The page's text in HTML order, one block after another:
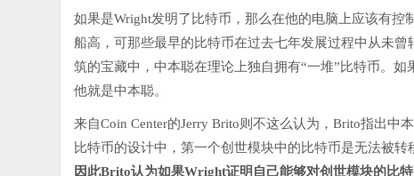
如果是Wright发明了比特币，那么在他的电脑上应该有
船高，可那些最早的比特币在过去七年发展过程中从未
筑的宝藏中，中本聪在理论上独自拥有“一堆”比特币。
他就是中本聪。
来自Coin Center的Jerry Brito则不这么认为，Brito指出中
比特币的设计中，第一个创世模块中的比特币是无法被
因此Brito认为如果Wright证明自己能够对创世模块的比